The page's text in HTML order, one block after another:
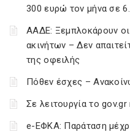
300 ευρώ τον μήνα σε
ΑΑΔΕ: Ξεμπλοκάρουν
ακινήτων – Δεν
της οφειλής
Πόθεν έσχες –
Σε λειτουργία το
e-ΕΦΚΑ: Παράταση